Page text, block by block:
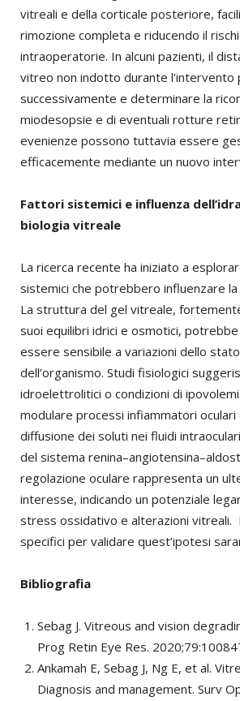
vitreali e della corticale posteriore,
rimozione completa e riducendo il
intraoperatorie. In alcuni pazienti, il
vitreo non indotto durante l’intervento
successivamente e determinare la
miodesopsie e di eventuali rotture
evenienze possono tuttavia essere
efficacemente mediante un nuovo
Fattori sistemici e influenza
biologia vitreale
La ricerca recente ha iniziato a
sistemici che potrebbero influenzare
La struttura del gel vitreale,
suoi equilibri idrici e osmotici,
essere sensibile a variazioni dello
dell’organismo. Studi fisiologici
idroelettrolitici o condizioni di
modulare processi infiammatori oculari
diffusione dei soluti nei fluidi
del sistema
regolazione oculare rappresenta un
interesse, indicando un potenziale
stress ossidativo e alterazioni vitreali.
specifici per validare quest’ipotesi
Bibliografia
Sebag J. Vitreous and vision
Prog Retin Eye Res.
Ankamah E, Sebag J, Ng E, et al.
Diagnosis and management. Surv